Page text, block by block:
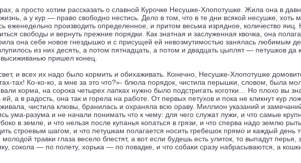
а просто хотим рассказать о славной Курочке Несушке-Хлопотушке. Жила она в
а у кур — право свободно нестись. Дело в том, что в те дни всякой несушке, хоть
еженедельно производить определенное, и притом весьма изрядное, количество
свободы и вернуть прежние порядки. Как знатная и заслуженная квочка, она
она себе новое гнездышко и с присущей ей невозмутимостью занялась любимым
из них десять, а потом пятнадцать, а потом и двадцать цыплят — петушков
пришел конец.
и всех их надо было кормить и обихаживать. Конечно, Несушке-Хлопотушке
тах! Ко-ко-ко, а мне за это что?»- блюла порядок, чистила перышки, словом, была
корма, на сорока четырех лапках нужно было подстригать коготки… Но плохо вы
а в радость, она так и горела на работе. От первых петухов и пока не кликнут кур
чистила клювы, бранилась и охраняла всю ораву. Миллион указаний и
ума-разума и не начали понимать что к чему: для чего служат лужи, и что самые
в земле, и что нельзя после купанья копаться в грязи, и что сперва надо землю
строевым шагом, и что петушкам полагается носить гребешок прямо и каждый день
травки глаза весело блестят, а вот если будешь есть улиток, то выпадут
сокола — по полету, хорька — по повадке, и что собаки сразу набрасываются, а